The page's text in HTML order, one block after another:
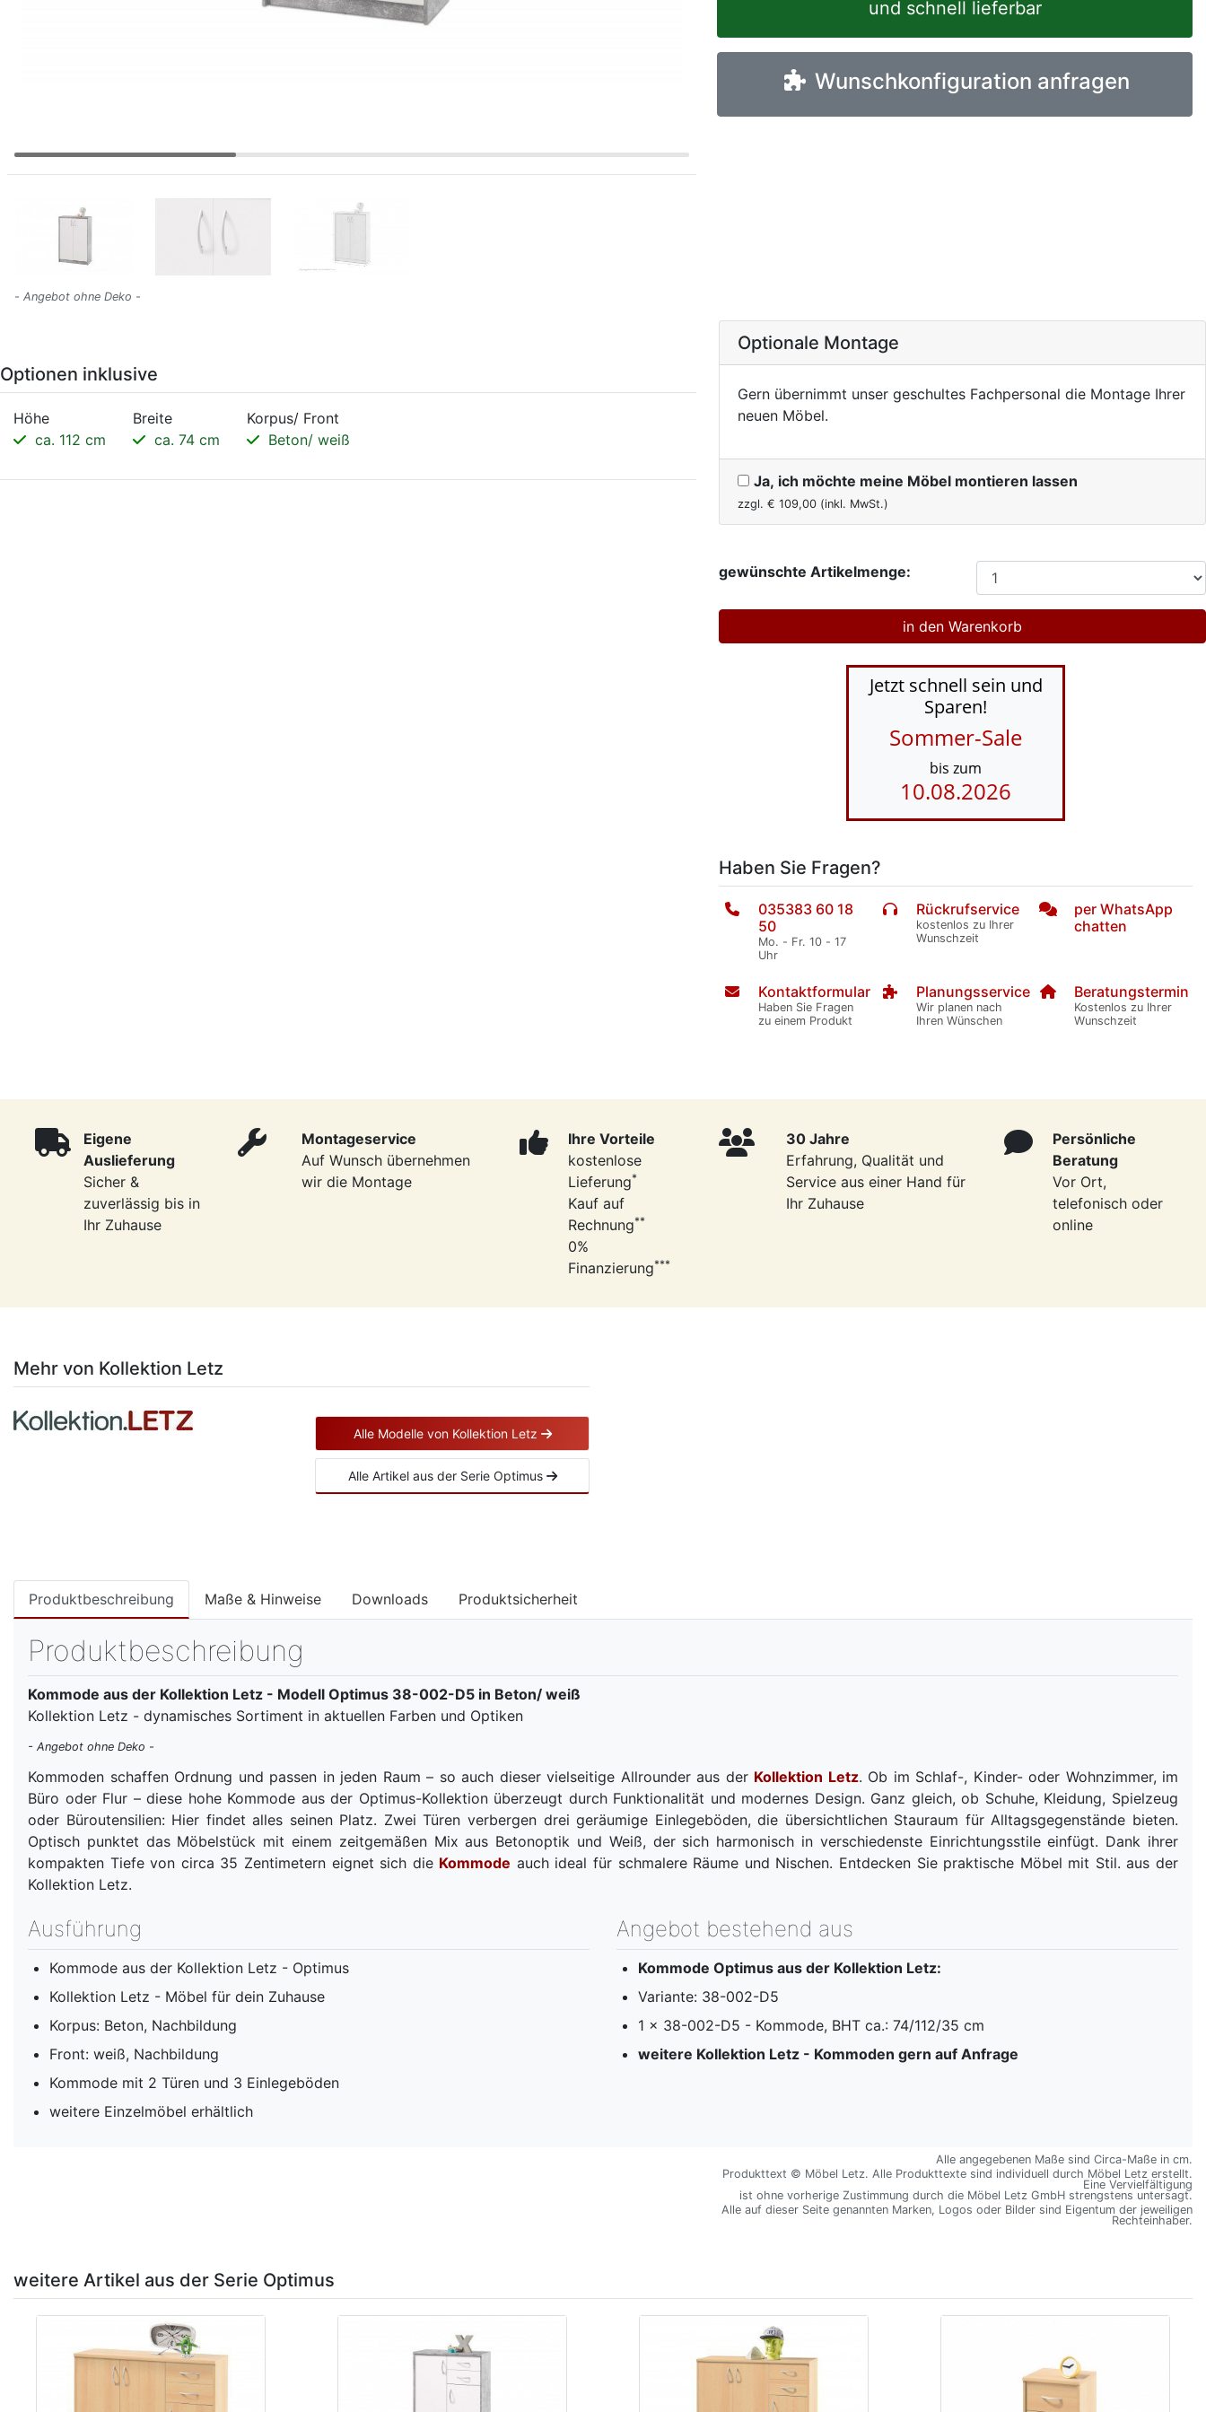
- Angebot ohne Deko -
und schnell lieferbar
Wunschkonfiguration anfragen
Optionen inklusive
Höhe
ca. 112 cm
Breite
ca. 74 cm
Korpus/ Front
Beton/ weiß
Optionale Montage
Gern übernimmt unser geschultes Fachpersonal die Montage Ihrer
neuen Möbel.
Ja, ich möchte meine Möbel montieren lassen
zzgl. € 109,00 (inkl. MwSt.)
gewünschte Artikelmenge:
Jetzt schnell sein und
Sparen!
Sommer-Sale
bis zum
10.08.2026
Haben Sie Fragen?
035383 60 18
50
Mo. - Fr. 10 - 17
Uhr
Rückrufservice
kostenlos zu Ihrer
Wunschzeit
per WhatsApp
chatten
Kontaktformular
Haben Sie Fragen
zu einem Produkt
Planungsservice
Wir planen nach
Ihren Wünschen
Beratungstermin
Kostenlos zu Ihrer
Wunschzeit
Eigene
Auslieferung
Sicher &
zuverlässig bis in
Ihr Zuhause
Montageservice
Auf Wunsch übernehmen
wir die Montage
Ihre Vorteile
kostenlose
Lieferung*
Kauf auf
Rechnung**
0%
Finanzierung***
30 Jahre
Erfahrung, Qualität und
Service aus einer Hand für
Ihr Zuhause
Persönliche
Beratung
Vor Ort,
telefonisch oder
online
Mehr von Kollektion Letz
Alle Modelle von Kollektion Letz
Alle Artikel aus der Serie Optimus
Produktbeschreibung Maße & Hinweise Downloads Produktsicherheit
Produktbeschreibung
Kommode aus der Kollektion Letz - Modell Optimus 38-002-D5 in Beton/ weiß
Kollektion Letz - dynamisches Sortiment in aktuellen Farben und Optiken
- Angebot ohne Deko -
Kommoden schaffen Ordnung und passen in jeden Raum – so auch dieser vielseitige Allrounder aus der Kollektion Letz​​​​​​​. Ob im Schlaf-, Kinder- oder Wohnzimmer, im
Büro oder Flur – diese hohe Kommode aus der Optimus-Kollektion überzeugt durch Funktionalität und modernes Design. Ganz gleich, ob Schuhe, Kleidung, Spielzeug
oder Büroutensilien: Hier findet alles seinen Platz. Zwei Türen verbergen drei geräumige Einlegeböden, die übersichtlichen Stauraum für Alltagsgegenstände bieten.
Optisch punktet das Möbelstück mit einem zeitgemäßen Mix aus Betonoptik und Weiß, der sich harmonisch in verschiedenste Einrichtungsstile einfügt. Dank ihrer
kompakten Tiefe von circa 35 Zentimetern eignet sich die Kommode auch ideal für schmalere Räume und Nischen. Entdecken Sie praktische Möbel mit Stil. aus der
Kollektion Letz.
Ausführung
Kommode aus der Kollektion Letz - Optimus
Kollektion Letz - Möbel für dein Zuhause
Korpus: Beton, Nachbildung
Front: weiß, Nachbildung
Kommode mit 2 Türen und 3 Einlegeböden
weitere Einzelmöbel erhältlich
Angebot bestehend aus
Kommode Optimus aus der Kollektion Letz:
Variante: 38-002-D5
1 x 38-002-D5 - Kommode, BHT ca.: 74/112/35 cm
weitere Kollektion Letz - Kommoden gern auf Anfrage
Alle angegebenen Maße sind Circa-Maße in cm.
Produkttext © Möbel Letz. Alle Produkttexte sind individuell durch Möbel Letz erstellt.
Eine Vervielfältigung
ist ohne vorherige Zustimmung durch die Möbel Letz GmbH strengstens untersagt.
Alle auf dieser Seite genannten Marken, Logos oder Bilder sind Eigentum der jeweiligen
Rechteinhaber.
weitere Artikel aus der Serie Optimus